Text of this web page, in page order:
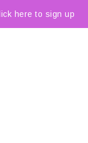
here to sign up